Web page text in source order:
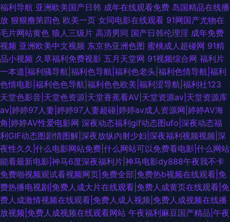
福利导航 亚洲欧美国产日韩 成年在线观看免费 岛国精品在线播
放 狠狠撸第四色 欧美一页 女同电影在线观看 91网国产尤物在
毛片网站黄色 狼人三级片 高清男同 国产日韩伦理淫 成年免费
视频 亚洲欧美中文视频 东京热亚洲色图 蜜桃成人超碰网 91精
品小视频 久草福利免费视影 五月天堂网 91视频综合网 福利片
一本道|福利骚导航|福利色导航|福利色老头|福利色情导航|福利
色情电影|福利色色导航|福利色色欧美|福利涩导航|福利社123
天堂色影音|天堂色资源|天堂香蕉看AV|天堂资源av|天堂资源库
av|婷婷97人妻|婷婷97人妻超碰|婷婷av成人资源网|婷婷AV海
角|婷婷AV性爱电影网 深夜动态福利gif动态图ufo|深夜动态福
利GIF动态图剧情图解|深夜放纵内射少妇|深夜福利视频视频|深
夜性久久|什么电影网站免费|什么网站可以免费看电影|什么网站
能看最新电影|神马6度深夜福利片|神马电影dy888午夜我不卡
免费啪视频观试看视频网页|免费全部|免费热b视频在线观看|免
费热播电视剧|免费人成大片在线观看|免费人成黄页在线观看|免
费人成激情视频在线观看|免费人成人视频|免费人成视频在线播
放视频|免费人成视频在线观看网站 午夜福利麻豆国产精品|午夜